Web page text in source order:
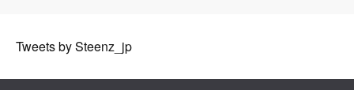
Tweets by Steenz_jp